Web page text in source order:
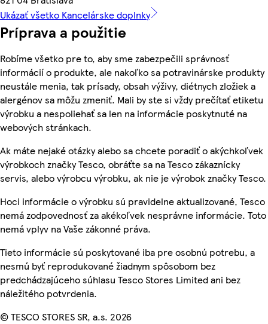
Ukázať všetko Kancelárske doplnky
Príprava a použitie
Robíme všetko pre to, aby sme zabezpečili správnosť
informácií o produkte, ale nakoľko sa potravinárske produkty
neustále menia, tak prísady, obsah výživy, diétnych zložiek a
alergénov sa môžu zmeniť. Mali by ste si vždy prečítať etiketu
výrobku a nespoliehať sa len na informácie poskytnuté na
webových stránkach.
Ak máte nejaké otázky alebo sa chcete poradiť o akýchkoľvek
výrobkoch značky Tesco, obráťte sa na Tesco zákaznícky
servis, alebo výrobcu výrobku, ak nie je výrobok značky Tesco.
Hoci informácie o výrobku sú pravidelne aktualizované, Tesco
nemá zodpovednosť za akékoľvek nesprávne informácie. Toto
nemá vplyv na Vaše zákonné práva.
Tieto informácie sú poskytované iba pre osobnú potrebu, a
nesmú byť reprodukované žiadnym spôsobom bez
predchádzajúceho súhlasu Tesco Stores Limited ani bez
náležitého potvrdenia.
© TESCO STORES SR, a.s. 2026